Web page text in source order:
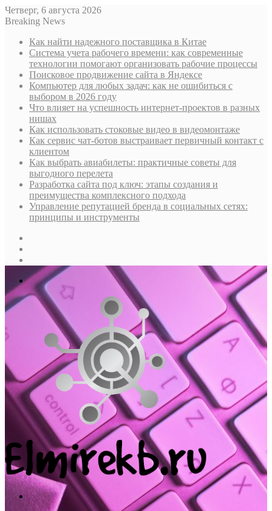
Четверг, 6 августа 2026
Breaking News
Как найти надежного поставщика в Китае
Система учета рабочего времени: как современные
технологии помогают организовать рабочие процессы
Поисковое продвижение сайта в Яндексе
Компьютер для любых задач: как не ошибиться с
выбором в 2026 году
Что влияет на успешность интернет-проектов в разных
нишах
Как использовать стоковые видео в видеомонтаже
Как сервис чат-ботов выстраивает первичный контакт с
клиентом
Как выбрать авиабилеты: практичные советы для
выгодного перелета
Разработка сайта под ключ: этапы создания и
преимущества комплексного подхода
Управление репутацией бренда в социальных сетях:
принципы и инструменты
In
Меню
Поиск...